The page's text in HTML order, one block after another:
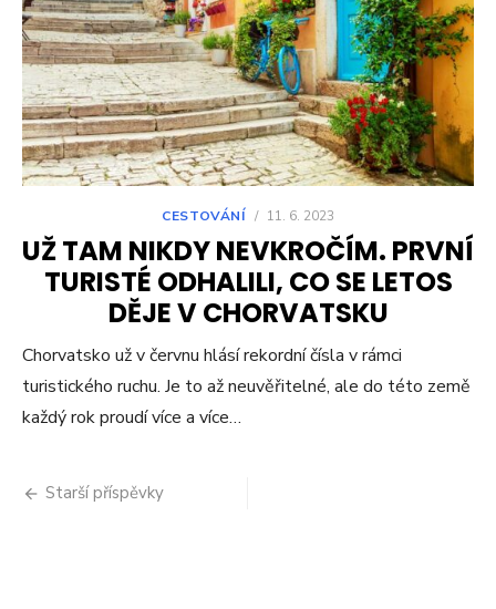
CESTOVÁNÍ / 11. 6. 2023
UŽ TAM NIKDY NEVKROČÍM. PRVNÍ
TURISTÉ ODHALILI, CO SE LETOS
DĚJE V CHORVATSKU
Chorvatsko už v červnu hlásí rekordní čísla v rámci
turistického ruchu. Je to až neuvěřitelné, ale do této země
každý rok proudí více a více…
Navigace
Starší příspěvky